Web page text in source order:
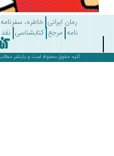
رمان ایرانی خاطره، سفرنامه و
مرجع کتابشناسی نقد بایگانی
کلیه حقوق محفوظ است و بازنشر مطالب با ذکر